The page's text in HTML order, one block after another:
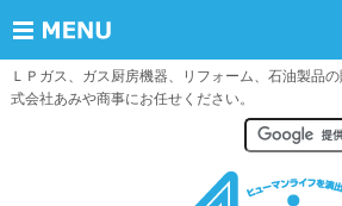
ＬＰガス、ガス厨房機器、リフォーム、石油製品
式会社あみや商事にお任せください。